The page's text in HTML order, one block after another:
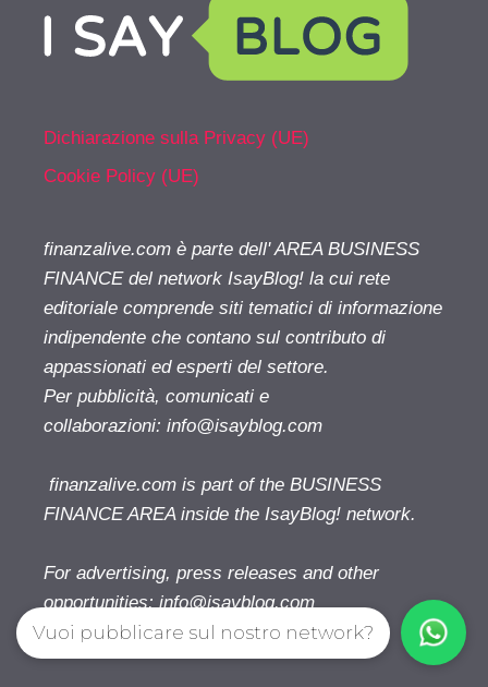
Dichiarazione sulla Privacy (UE)
Cookie Policy (UE)
finanzalive.com è parte dell' AREA BUSINESS
FINANCE del network IsayBlog! la cui rete
editoriale comprende siti tematici di informazione
indipendente che contano sul contributo di
appassionati ed esperti del settore.
Per pubblicità, comunicati e
collaborazioni: info@isayblog.com
finanzalive.com is part of the BUSINESS
FINANCE AREA inside the IsayBlog! network.
For advertising, press releases and other
opportunities:info@isayblog.com
Vuoi pubblicare sul nostro network?